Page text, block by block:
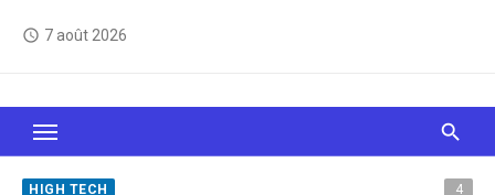
access_time 7 août 2026
Le Web, c'est comme une boîte de chocolats… On
sait jamais sur quoi on va tomber !
HIGH TECH 4